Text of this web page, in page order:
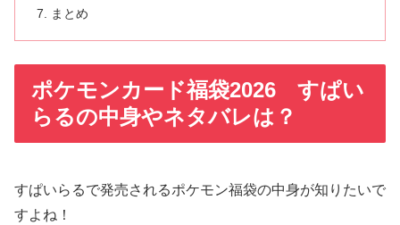
まとめ
ポケモンカード福袋2026 すぱい
らるの中身やネタバレは？
すぱいらるで発売されるポケモン福袋の中身が知りたいで
すよね！